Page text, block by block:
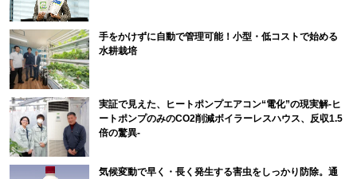
手をかけずに自動で管理可能！小型・低コストで始める
水耕栽培
実証で見えた、ヒートポンプエアコン“電化”の現実解-ヒ
ートポンプのみのCO2削減ボイラーレスハウス、反収1.5
倍の驚異-
気候変動で早く・長く発生する害虫をしっかり防除。通